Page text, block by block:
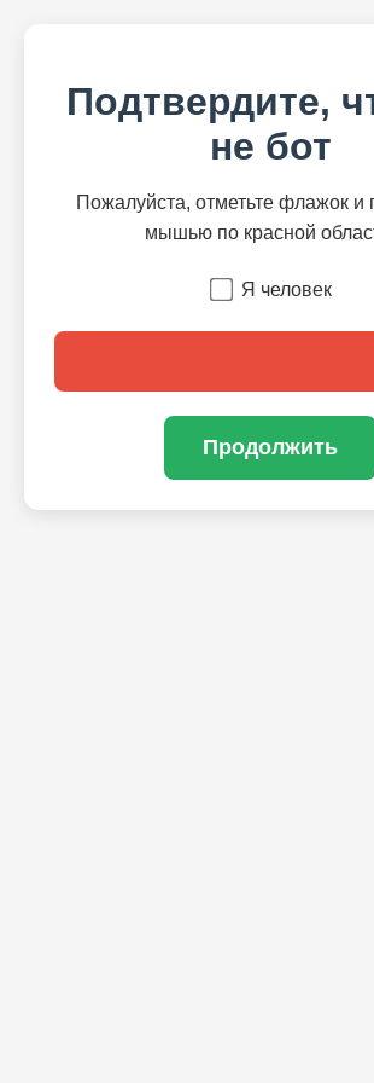
Подтвердите,
не бот
Пожалуйста, отметьте флажок и
мышью по красной
Я человек
Продолжить